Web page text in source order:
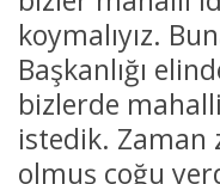
koymalıyız.
Başkanlığı
bizlerde
istedik. Zaman
olmuş çoğu